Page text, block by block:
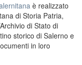
è realizzato
di Storia Patria,
di Stato di
storico di Salerno e
in loro